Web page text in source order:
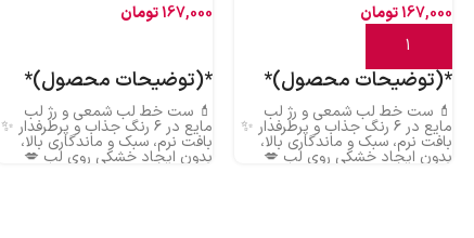
167,000تومان
افزودن به سبد خرید
*(توضیحات محصول)*
💄 ست خط لب شمعی و رژ لب
مایع در ۶ رنگ جذاب و پرطرفدار ✨
بافت نرم، سبک و ماندگاری بالا،
بدون ایجاد خشکی روی لب 💋
167,000تومان
*(توضیحات محصول)*
💄 ست خط لب شمعی و رژ لب
مایع در ۶ رنگ جذاب و پرطرفدار ✨
بافت نرم، سبک و ماندگاری بالا،
بدون ایجاد خشکی روی لب 💋